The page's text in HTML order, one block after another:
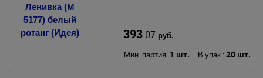
393.07 руб.
Мин. партия: 1 шт. В упак.: 20 шт.